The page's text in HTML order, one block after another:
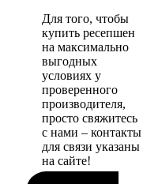
Для того, чтобы
купить ресепшен
на максимально
выгодных
условиях у
проверенного
производителя,
просто свяжитесь
с нами – контакты
для связи указаны
на сайте!